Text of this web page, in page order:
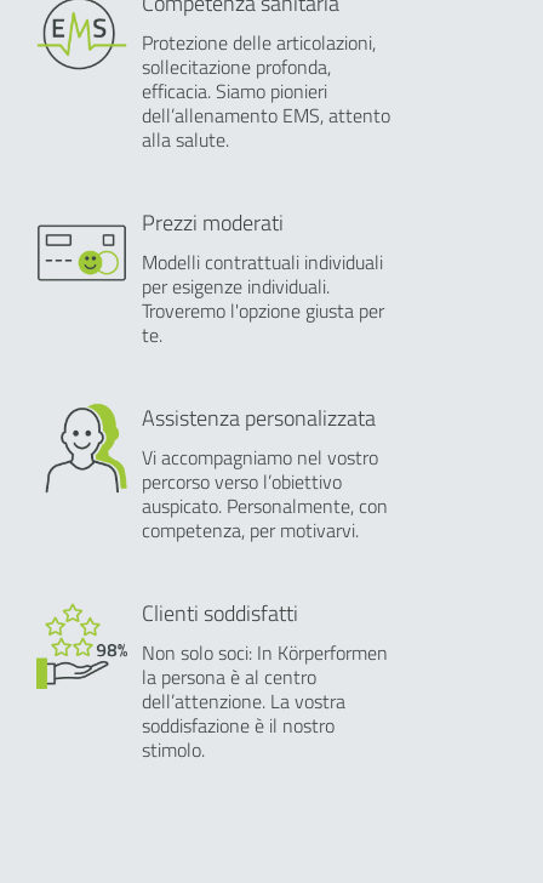
Protezione delle articolazioni,
sollecitazione profonda,
efficacia. Siamo pionieri
dell’allenamento EMS, attento
alla salute.
Prezzi moderati
Modelli contrattuali individuali
per esigenze individuali.
Troveremo l'opzione giusta per
te.
Assistenza personalizzata
Vi accompagniamo nel vostro
percorso verso l’obiettivo
auspicato. Personalmente, con
competenza, per motivarvi.
Clienti soddisfatti
Non solo soci: In Körperformen
la persona è al centro
dell’attenzione. La vostra
soddisfazione è il nostro
stimolo.